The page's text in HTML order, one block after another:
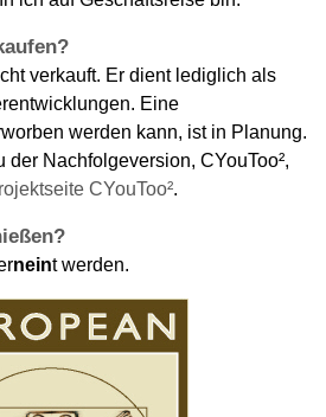
verkauft. Er dient lediglich als
Eine
werden kann, ist in Planung.
der Nachfolgeversion, CYouToo²,
CYouToo².
neint werden.